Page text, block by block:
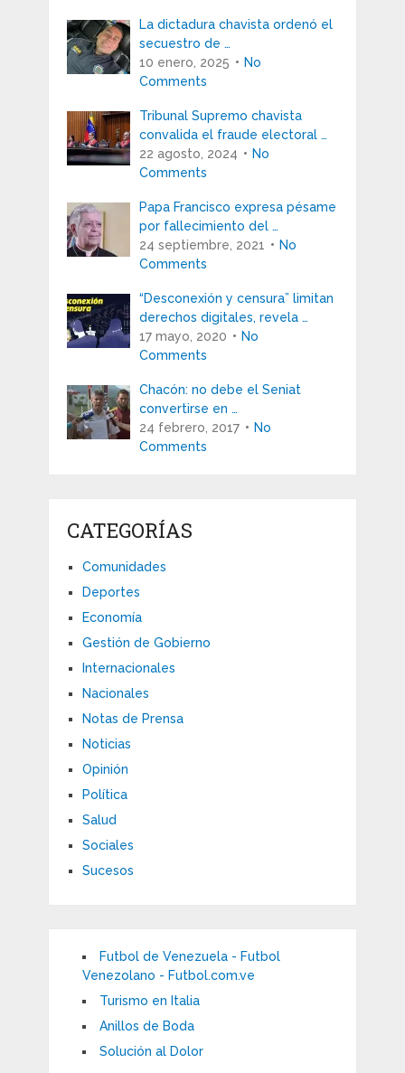
La dictadura chavista ordenó el
secuestro de …
10 enero, 2025
No
Comments
Tribunal Supremo chavista
convalida el fraude electoral …
22 agosto, 2024
No
Comments
Papa Francisco expresa pésame
por fallecimiento del …
24 septiembre, 2021
No
Comments
“Desconexión y censura” limitan
derechos digitales, revela …
17 mayo, 2020
No
Comments
Chacón: no debe el Seniat
convertirse en …
24 febrero, 2017
No
Comments
CATEGORÍAS
Comunidades
Deportes
Economía
Gestión de Gobierno
Internacionales
Nacionales
Notas de Prensa
Noticias
Opinión
Política
Salud
Sociales
Sucesos
Futbol de Venezuela - Futbol
Venezolano - Futbol.com.ve
Turismo en Italia
Anillos de Boda
Solución al Dolor